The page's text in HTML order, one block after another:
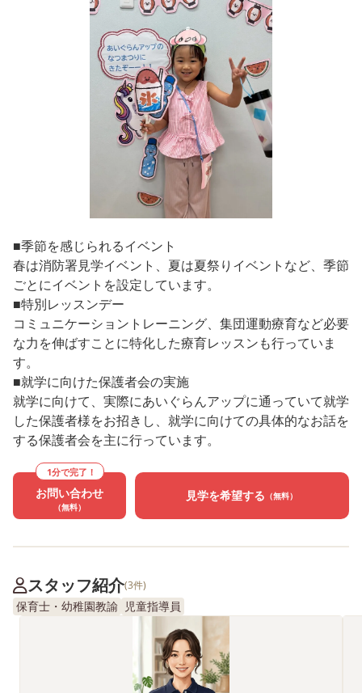
■季節を感じられるイベント
春は消防署見学イベント、夏は夏祭りイベントなど、季節
ごとにイベントを設定しています。
■特別レッスンデー
コミュニケーショントレーニング、集団運動療育など必要
な力を伸ばすことに特化した療育レッスンも行っていま
す。
■就学に向けた保護者会の実施
就学に向けて、実際にあいぐらんアップに通っていて就学
した保護者様をお招きし、就学に向けての具体的なお話を
する保護者会を主に行っています。
1分で完了！
お問い合わせ
（無料）
見学を希望する （無料）
スタッフ紹介(3件)
保育士・幼稚園教諭 児童指導員